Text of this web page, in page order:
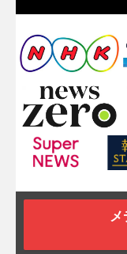
メ